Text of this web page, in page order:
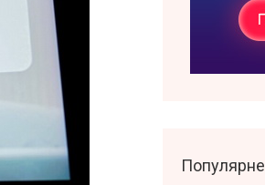
Популярне